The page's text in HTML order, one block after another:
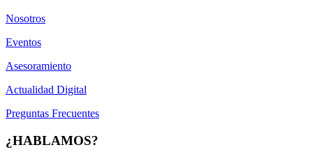
Nosotros
Eventos
Asesoramiento
Actualidad Digital
Preguntas Frecuentes
¿HABLAMOS?